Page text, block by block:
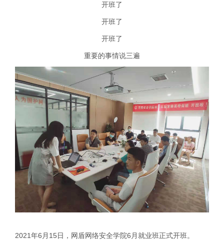
开班了
开班了
开班了
重要的事情说三遍
2021年6月15日，网盾网络安全学院6月就业班正式开班。